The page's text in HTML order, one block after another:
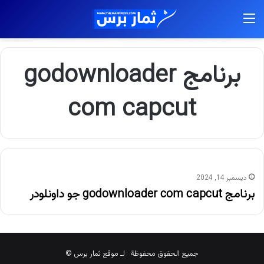
برنامج godownloader
com capcut
ديسمبر 14, 2024
برنامج godownloader com capcut جو داونلودر
جميع الحقوق محفوظة لـ موقع ثمار برس ©